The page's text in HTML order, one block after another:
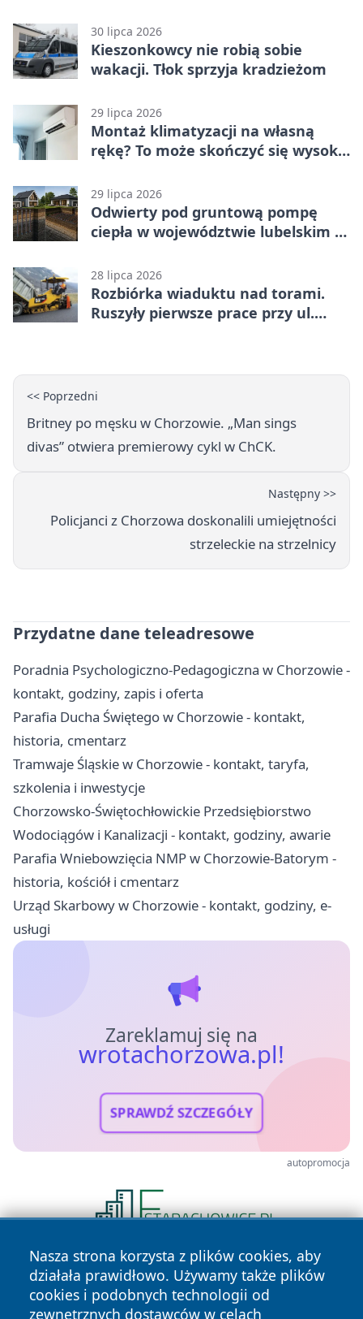
30 lipca 2026
Kieszonkowcy nie robią sobie
wakacji. Tłok sprzyja kradzieżom
29 lipca 2026
Montaż klimatyzacji na własną
rękę? To może skończyć się wysoką
29 lipca 2026
Odwierty pod gruntową pompę
ciepła w województwie lubelskim -
28 lipca 2026
Rozbiórka wiaduktu nad torami.
Ruszyły pierwsze prace przy ul.
<< Poprzedni
Britney po męsku w Chorzowie. „Man sings
divas” otwiera premierowy cykl w ChCK.
Następny >>
Policjanci z Chorzowa doskonalili umiejętności
strzeleckie na strzelnicy
Przydatne dane teleadresowe
Poradnia Psychologiczno-Pedagogiczna w Chorzowie -
kontakt, godziny, zapis i oferta
Parafia Ducha Świętego w Chorzowie - kontakt,
historia, cmentarz
Tramwaje Śląskie w Chorzowie - kontakt, taryfa,
szkolenia i inwestycje
Chorzowsko-Świętochłowickie Przedsiębiorstwo
Wodociągów i Kanalizacji - kontakt, godziny, awarie
Parafia Wniebowzięcia NMP w Chorzowie-Batorym -
historia, kościół i cmentarz
Urząd Skarbowy w Chorzowie - kontakt, godziny, e-
usługi
Zareklamuj się na
wrotachorzowa.pl!
SPRAWDŹ SZCZEGÓŁY
autopromocja
Nasza strona korzysta z plików cookies, aby
działała prawidłowo. Używamy także plików
cookies i podobnych technologii od
zewnętrznych dostawców w celach